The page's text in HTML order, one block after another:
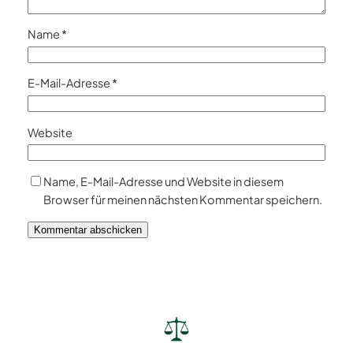
Name *
E-Mail-Adresse *
Website
Name, E-Mail-Adresse und Website in diesem
Browser für meinen nächsten Kommentar speichern.